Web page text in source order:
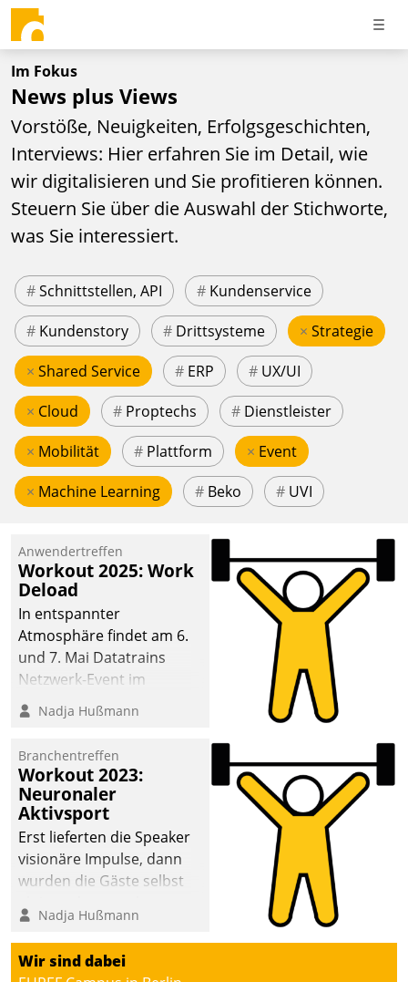
Im Fokus
News plus Views
Vorstöße, Neuigkeiten, Erfolgsgeschichten,
Interviews: Hier erfahren Sie im Detail, wie
wir digitalisieren und Sie profitieren können.
Steuern Sie über die Auswahl der Stichworte,
was Sie interessiert.
#Schnittstellen, API # Kundenservice
# Kundenstory # Drittsysteme × Strategie
× Shared Service # ERP # UX/UI
× Cloud # Proptechs # Dienstleister
× Mobilität # Plattform × Event
× Machine Learning # Beko # UVI
Anwendertreffen
Workout 2025: Work
Deload
In entspannter
Atmosphäre findet am 6.
und 7. Mai Datatrains
Netzwerk-Event im
Kunden- und Partnerkreis
statt. Zentrale Frage: Wie
Mammutprojekte
meistern und Workloads
wuppen – bei zunehmend
anspruchsvollen
Aufgaben und
abnehmendem
Nadja Hußmann
Branchentreffen
Workout 2023:
Neuronaler
Aktivsport
Erst lieferten die Speaker
visionäre Impulse, dann
wurden die Gäste selbst
methodisch
Vernetzungsideen fürs
Quartier. Dazwischen
Nadja Hußmann
Wir sind dabei